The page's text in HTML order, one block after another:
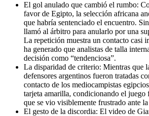
El gol anulado que cambió el rumbo:
favor de Egipto, la selección africana
que habría sentenciado el encuentro.
llamó al árbitro para anularlo por una
La repetición muestra un contacto casi
ha generado que analistas de talla
decisión como “tendenciosa”.
La disparidad de criterio: Mientras que
defensores argentinos fueron tratadas
contacto de los mediocampistas
tarjeta amarilla, condicionando el juego
que se vio visiblemente frustrado ante
El gesto de la discordia: El video de